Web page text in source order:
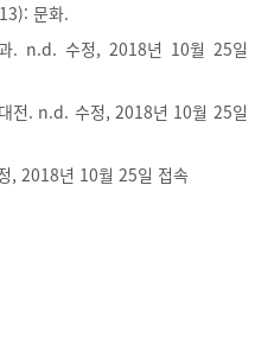
문화.
과. n.d. 수정, 2018년 10월 25일
전. n.d. 수정, 2018년 10월 25일
, 2018년 10월 25일 접속